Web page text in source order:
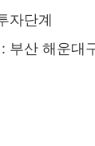
자단계
부산 해운대